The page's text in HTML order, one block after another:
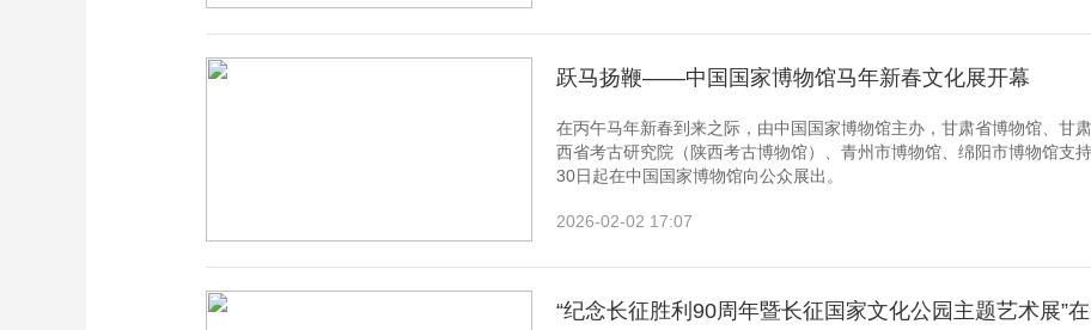
跃马扬鞭——中国国家博物馆马年新春文化展开幕
在丙午马年新春到来之际，由中国国家博物馆主办，甘肃省博物馆、甘
西省考古研究院（陕西考古博物馆）、青州市博物馆、绵阳市博物馆支
30日起在中国国家博物馆向公众展出。
2026-02-02 17:07
“纪念长征胜利90周年暨长征国家文化公园主题艺术展”